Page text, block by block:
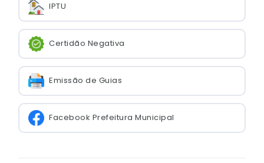
IPTU
Certidão Negativa
Emissão de Guias
Facebook Prefeitura Municipal